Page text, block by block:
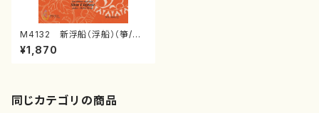
M4132 新浮船（浮船）（箏/宮
城道雄著・宮城宗家監修/箏曲古
典楽譜）
¥1,870
同じカテゴリの商品